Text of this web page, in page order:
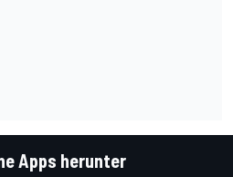
Apps herunter